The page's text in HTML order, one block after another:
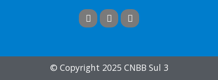
© Copyright 2025 CNBB Sul 3